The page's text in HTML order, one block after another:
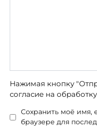
Нажимая кнопку
согласие на
Сохранить моё имя,
браузере для